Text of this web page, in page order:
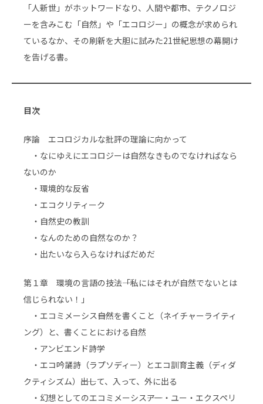
「人新世」がホットワードなり、人間や都市、テクノロジ
ーを含みこむ「自然」や「エコロジー」の概念が求められ
ているなか、その刷新を大胆に試みた21世紀思想の幕開け
を告げる書。
目次
序論 エコロジカルな批評の理論に向かって
・なにゆえにエコロジーは自然なきものでなければなら
ないのか
・環境的な反省
・エコクリティーク
・自然史の教訓
・なんのための自然なのか？
・出たいなら入らなければだめだ
第１章 環境の言語の技法――「私にはそれが自然でないとは
信じられない！」
・エコミメーシス――自然を書くこと（ネイチャーライティ
ング）と、書くことにおける自然
・アンビエンド詩学
・エコ吟誦詩（ラプソディー）とエコ訓育主義（ディダ
クティシズム）――出して、入って、外に出る
・幻想としてのエコミメーシス――アー・ユー・エクスペリ